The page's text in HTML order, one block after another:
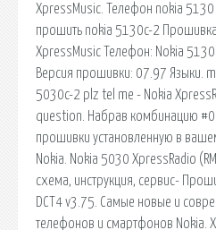
XpressMusic. Телефон nokia
прошить nokia 5130c-2
XpressMusic Телефон: Nokia
Версия прошивки: 07.97 Языки.
5030c-2 plz tel me - Nokia
question. Набрав комбинацию
прошивки установленную в
Nokia. Nokia 5030 XpressRadio
схема, инструкция, сервис-
DCT4 v3.75. Самые новые и
телефонов и смартфонов Nokia.